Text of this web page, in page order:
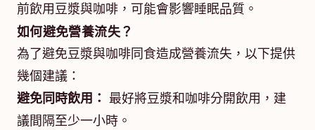
前飲用豆漿與咖啡，可能會影響睡眠品質。
如何避免營養流失？
為了避免豆漿與咖啡同食造成營養流失，以下提供
幾個建議：
避免同時飲用： 最好將豆漿和咖啡分開飲用，建
議間隔至少一小時。